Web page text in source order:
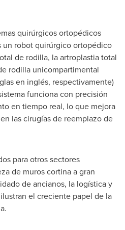
quirúrgicos ortopédicos
un robot quirúrgico ortopédico
de rodilla, la artroplastia total
rodilla unicompartimental
en inglés, respectivamente)
funciona con precisión
en tiempo real, lo que mejora
las cirugías de reemplazo de
para otros sectores
de muros cortina a gran
de ancianos, la logística y
el creciente papel de la